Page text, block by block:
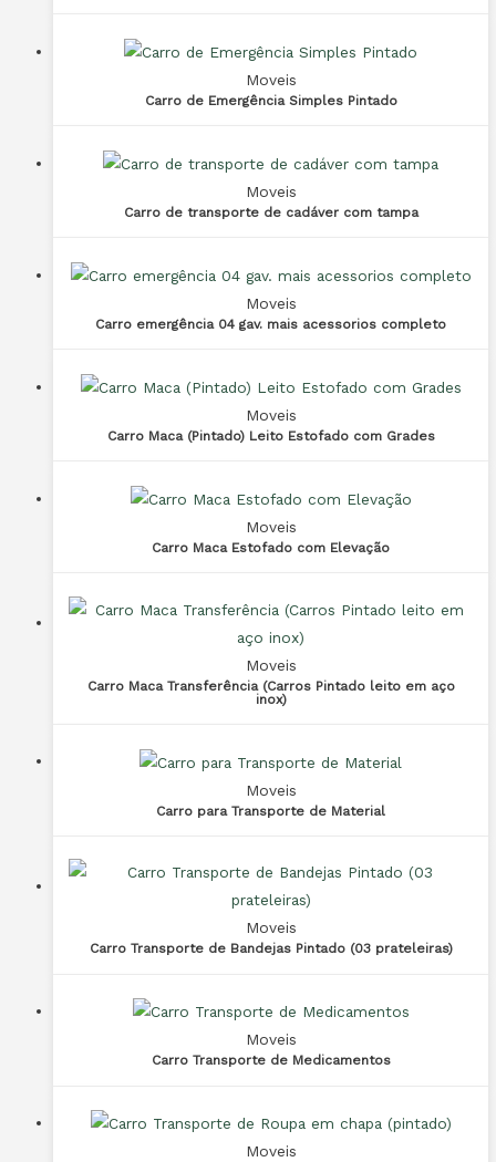
Moveis
Carro de Emergência Simples Pintado
Moveis
Carro de transporte de cadáver com tampa
Moveis
Carro emergência 04 gav. mais acessorios completo
Moveis
Carro Maca (Pintado) Leito Estofado com Grades
Moveis
Carro Maca Estofado com Elevação
Moveis
Carro Maca Transferência (Carros Pintado leito em aço
inox)
Moveis
Carro para Transporte de Material
Moveis
Carro Transporte de Bandejas Pintado (03 prateleiras)
Moveis
Carro Transporte de Medicamentos
Moveis